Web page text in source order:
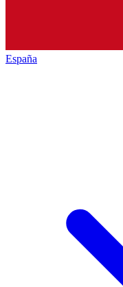
España